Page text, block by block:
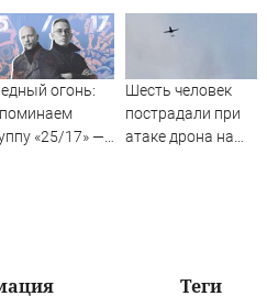
огонь:
«25/17» —
Шесть человек
пострадали при
атаке дрона на
Теги